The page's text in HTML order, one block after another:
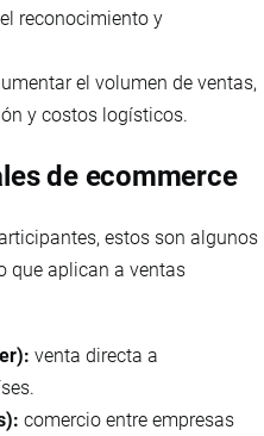
reconocimiento y
el volumen de ventas,
y costos logísticos.
de ecommerce
estos son algunos
que aplican a ventas
venta directa a
comercio entre empresas